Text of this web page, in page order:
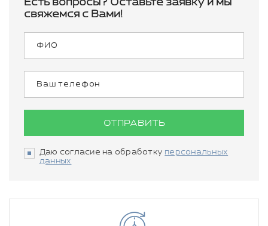
Есть вопросы? Оставьте заявку и мы
свяжемся с Вами!
ОТПРАВИТЬ
Даю согласие на обработку персональных
данных